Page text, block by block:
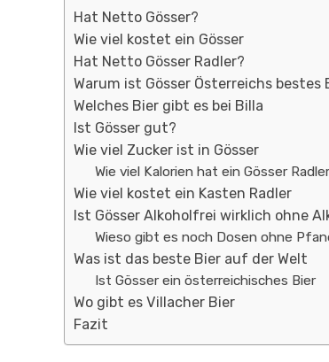
Hat Netto Gösser?
Wie viel kostet ein Gösser
Hat Netto Gösser Radler?
Warum ist Gösser Österreichs bestes
Welches Bier gibt es bei Billa
Ist Gösser gut?
Wie viel Zucker ist in Gösser
Wie viel Kalorien hat ein Gösser
Wie viel kostet ein Kasten Radler
Ist Gösser Alkoholfrei wirklich ohne
Wieso gibt es noch Dosen ohne
Was ist das beste Bier auf der Welt
Ist Gösser ein österreichisches Bier
Wo gibt es Villacher Bier
Fazit